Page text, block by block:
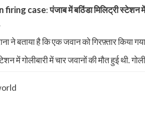
firing case:पंजाब में बठिंडा मिलिट्री स्टेशन
ने बताया है कि एक जवान को गिरफ़्तार किया
में गोलीबारी में चार जवानों की मौत हुई थी.